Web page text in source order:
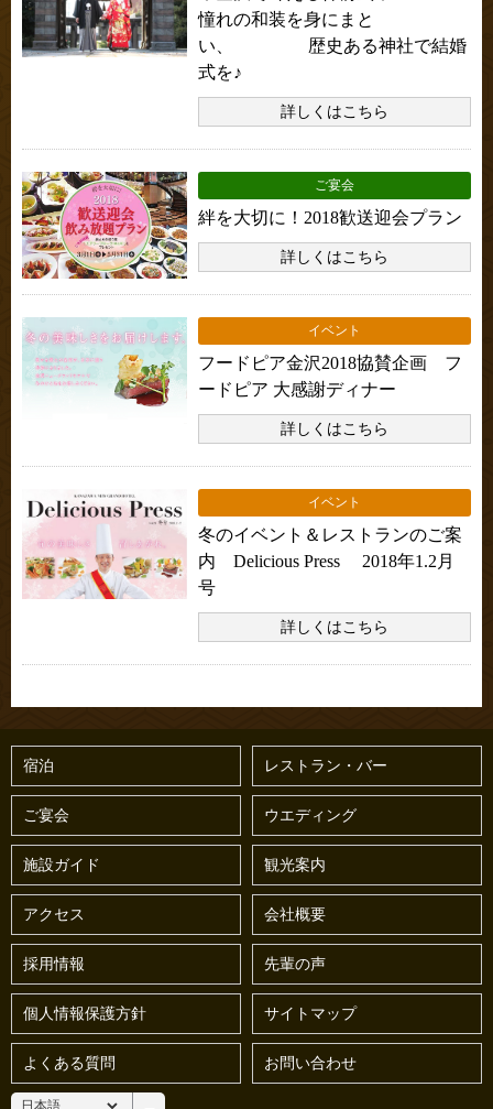
憧れの和装を身にまと
い、 歴史ある神社で結婚
式を♪
詳しくはこちら
ご宴会
絆を大切に！2018歓送迎会プラン
詳しくはこちら
イベント
フードピア金沢2018協賛企画 フ
ードピア 大感謝ディナー
詳しくはこちら
イベント
冬のイベント＆レストランのご案
内 Delicious Press 2018年1.2月
号
詳しくはこちら
宿泊 レストラン・バー
ご宴会 ウエディング
施設ガイド 観光案内
アクセス 会社概要
採用情報 先輩の声
個人情報保護方針 サイトマップ
よくある質問 お問い合わせ